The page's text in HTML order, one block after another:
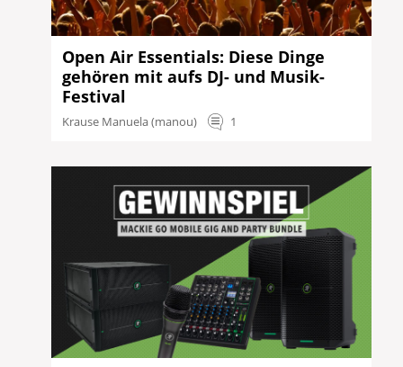
Open Air Essentials: Diese Dinge
gehören mit aufs DJ- und Musik-
Festival
Krause Manuela (manou) 1